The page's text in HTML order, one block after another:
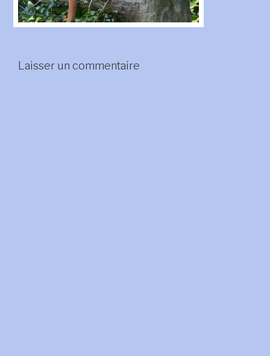
Laisser un commentaire